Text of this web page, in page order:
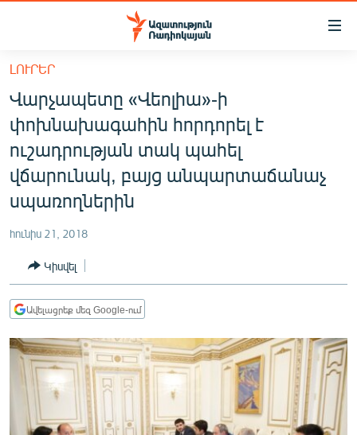
Մատչելիության
հիմնական
բովանդակությանը
Անցնել
հիմնական
մենյուին
Որոնում
ՀԱՅԱՍՏԱՆ
ՔԱՂԱՔԱԿԱՆ
ԸՆՏՐՈՒԹՅՈՒՆՆԵՐ 2026
ԻՐԱՎՈՒՆՔ
ՀԱՍԱՐԱԿՈՒԹՅՈՒՆ
ՂԱՐԱԲԱՂ
ՊԱՏԵՐԱԶՄԻ 6 ՇԱԲԱԹՆԵՐԸ
ՏԱՐԱԾԱՇՐՋԱՆ
ՄԻՋԱԶԳԱՅԻՆ
ՄՇԱԿՈՒՅԹ
ՍՊՈՐՏ
ԼՈՒՐԵՐ
Վարչապետը «Վեոլիա»-ի
փոխնախագահին հորդորել է
ուշադրության տակ պահել
վճարունակ, բայց անպարտաճանաչ
սպառողներին
հունիս 21, 2018
Կիսվել
Ավելացրեք մեզ Google-ում